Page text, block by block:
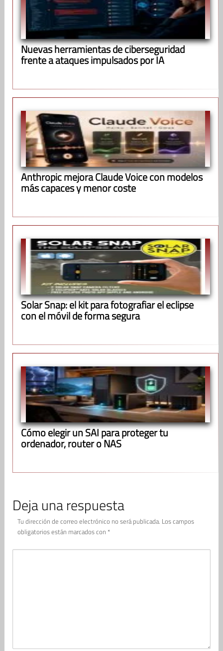
Nuevas herramientas de ciberseguridad
frente a ataques impulsados por IA
Anthropic mejora Claude Voice con modelos
más capaces y menor coste
Solar Snap: el kit para fotografiar el eclipse
con el móvil de forma segura
Cómo elegir un SAI para proteger tu
ordenador, router o NAS
Deja una respuesta
Tu dirección de correo electrónico no será publicada. Los campos
obligatorios están marcados con *